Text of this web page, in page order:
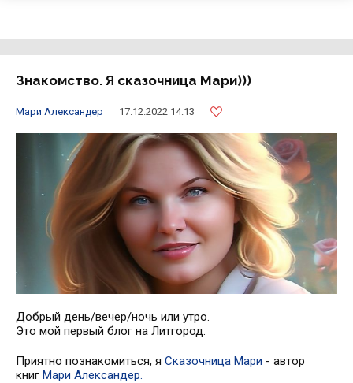
Знакомство. Я сказочница Мари)))
Мари Александер 17.12.2022 14:13
Добрый день/вечер/ночь или утро.
Это мой первый блог на Литгород.
Приятно познакомиться, я Сказочница Мари - автор
книг Мари Александер.